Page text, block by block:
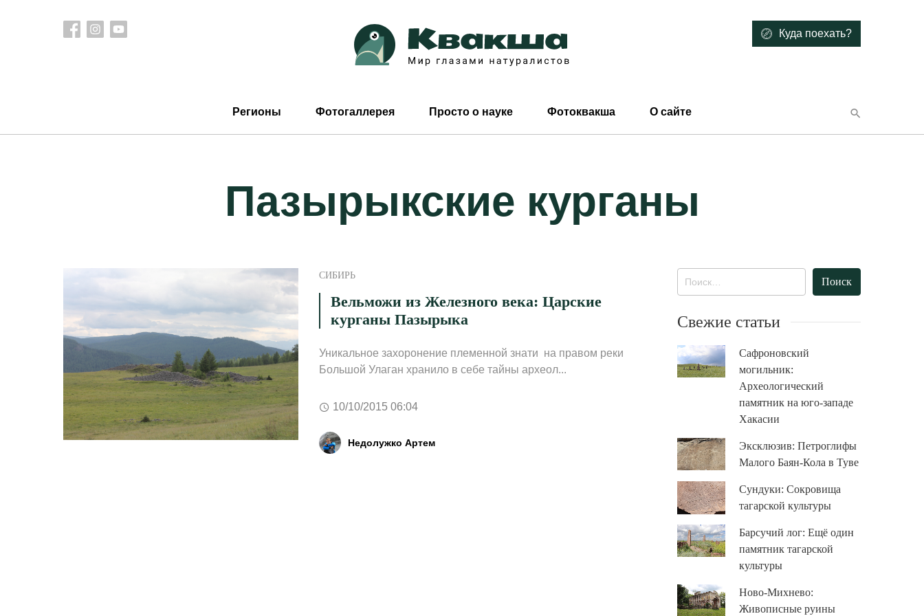
Куда поехать?
Регионы Фотогаллерея Просто о науке Фотоквакша О сайте
Пазырыкские курганы
СИБИРЬ
Вельможи из Железного века: Царские
курганы Пазырыка
Уникальное захоронение племенной знати на правом реки
Большой Улаган хранило в себе тайны археол...
10/10/2015 06:04
Недолужко Артем
Свежие статьи
Сафроновский
могильник:
Археологический
памятник на юго-западе
Хакасии
Эксклюзив: Петроглифы
Малого Баян-Кола в Туве
Сундуки: Сокровища
тагарской культуры
Барсучий лог: Ещё один
памятник тагарской
культуры
Ново-Михнево:
Живописные руины